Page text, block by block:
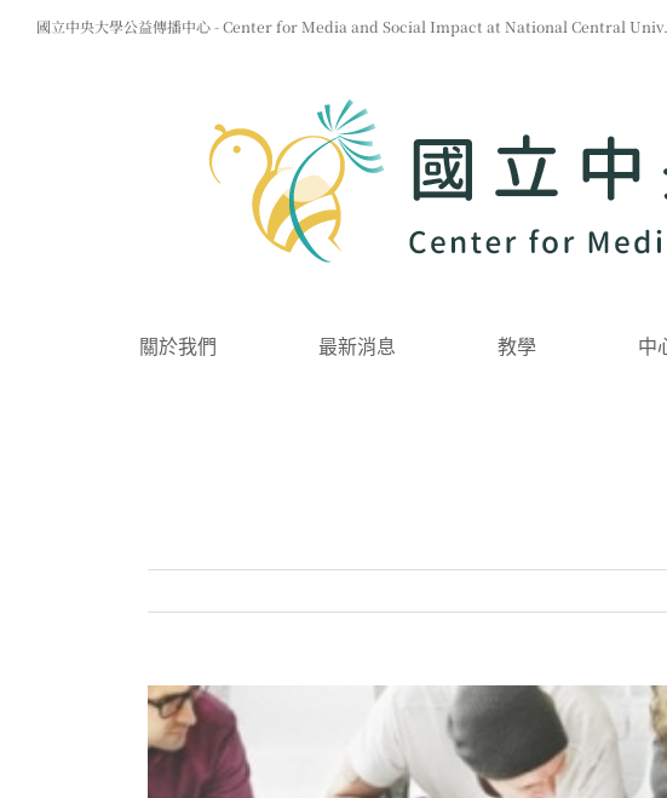
國立中央大學公益傳播中心 - Center for Media and Social Impact at National Central Univ.
關於我們 最新消息 教學 中
View
Larger
Image